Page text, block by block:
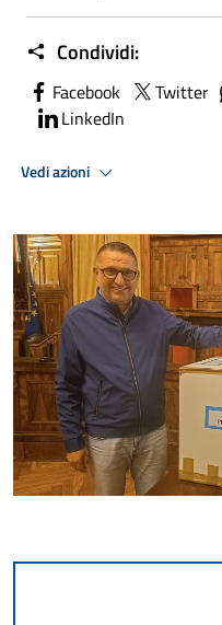
Condividi:
Facebook Twitter
LinkedIn
Vedi azioni